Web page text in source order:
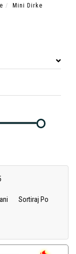
Mini Dirke
Sortiraj Po